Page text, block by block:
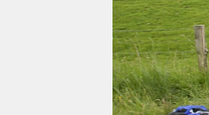
fragen & hilfe
unterstützen
abo
genossenschaft